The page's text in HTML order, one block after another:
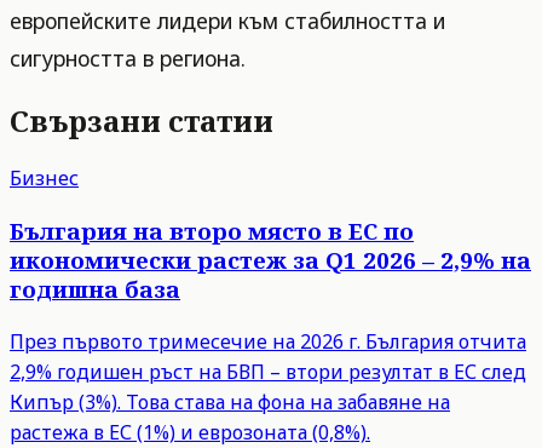
европейските лидери към стабилността и
сигурността в региона.
Свързани статии
Бизнес
България на второ място в ЕС по
икономически растеж за Q1 2026 – 2,9% на
годишна база
През първото тримесечие на 2026 г. България отчита
2,9% годишен ръст на БВП – втори резултат в ЕС след
Кипър (3%). Това става на фона на забавяне на
растежа в ЕС (1%) и еврозоната (0,8%).